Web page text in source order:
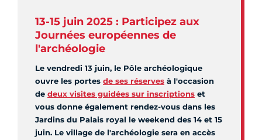
13-15 juin 2025 : Participez aux
Journées européennes de
l'archéologie
Le vendredi 13 juin, le Pôle archéologique
ouvre les portes de ses réserves à l'occasion
de deux visites guidées sur inscriptions et
vous donne également rendez-vous dans les
Jardins du Palais royal le weekend des 14 et 15
juin. Le village de l'archéologie sera en accès